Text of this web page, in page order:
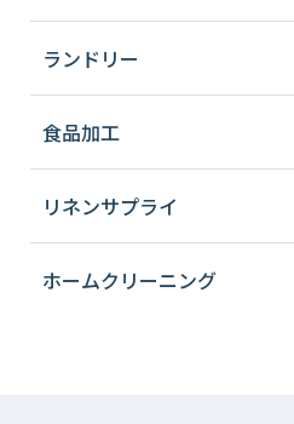
ランドリー
食品加工
リネンサプライ
ホームクリーニング